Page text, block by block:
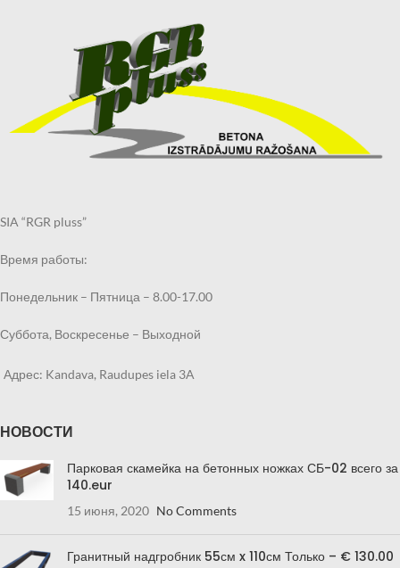
SIA “RGR pluss”
Время работы:
Понедельник – Пятница – 8.00-17.00
Суббота, Воскресенье – Выходной
Адрес: Kandava, Raudupes iela 3A
НОВОСТИ
Парковая скамейка на бетонных ножках СБ-02 всего за
140.eur
15 июня, 2020 No Comments
Гранитный надгробник 55см x 110см Только – € 130.00